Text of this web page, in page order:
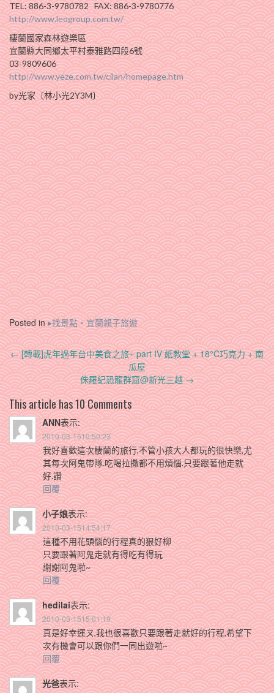
TEL: 886-3-9780782 FAX: 886-3-9780776
http://www.leogroup.com.tw/
棲蘭國家森林遊樂區
宜蘭縣大同鄉太平村泰雅路四段6號
03-9809606
http://www.yeze.com.tw/cilan/homepage.htm
by光家〔林小光2Y3M〕
Posted in▸找景點‧宜蘭親子旅遊
Post
navigation
←[轉載]虎年過年台中美食之旅~ part IV 紙教堂 + 18°C巧克力 + 南
瓜屋
侏羅紀恐龍群窟@新光三越→
This article has 10 Comments
ANN表示:
2010-03-1510:50:23
我好喜歡這次棲蘭的旅行,不管小孩大人都玩的很快樂,尤
其每次阿鬼帶隊.吃喝拉撒都不用煩惱.只要跟著他走就
好.讚
回覆
小子娘表示:
2010-03-1514:54:17
這種不用花頭惱的行程真的狠好柳
只要跟著阿鬼走就有得吃有得玩
謝謝阿鬼啦~
回覆
hedilai表示:
2010-03-1515:01:19
真是好幸運ㄡ,我也很喜歡只要跟著走就好的行程,希望下
次有機會可以跟你們一同出遊啦~
回覆
光爸表示: